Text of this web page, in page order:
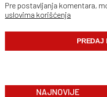
Pre postavljanja komentara,
uslovima korišćenja
NAJNOVIJE